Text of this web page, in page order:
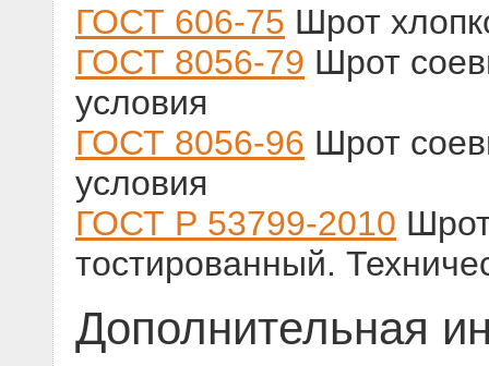
ГОСТ 606-75 Шрот
ГОСТ 8056-79 Шрот
условия
ГОСТ 8056-96 Шрот
условия
ГОСТ Р 53799-2010
тостированный.
Дополнительная